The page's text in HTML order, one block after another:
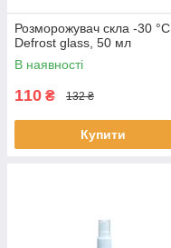
Розморожувач скла -30 °С
Defrost glass, 50 мл
В наявності
110 ₴ 132 ₴
Купити